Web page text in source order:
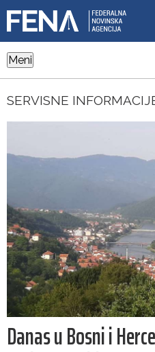
Meni
SERVISNE
Danas u Bosni i